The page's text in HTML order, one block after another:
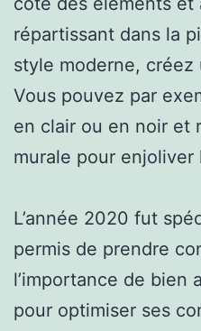
répartissant dans la
style moderne, créez
Vous pouvez par
en clair ou en noir et
murale pour enjoliver
L’année 2020 fut
permis de prendre
l’importance de bien
pour optimiser ses